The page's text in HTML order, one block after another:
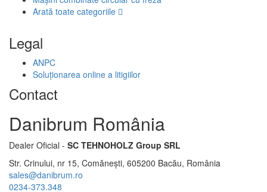
Arată toate categoriile
Legal
ANPC
Soluționarea online a litigiilor
Contact
Danibrum România
Dealer Oficial - SC TEHNOHOLZ Group SRL
Str. Crinului, nr 15, Comănești, 605200 Bacău, România
sales@danibrum.ro
0234-373.348